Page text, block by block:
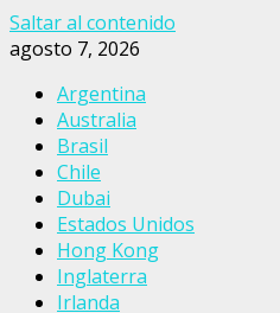
Saltar al contenido
agosto 7, 2026
Argentina
Australia
Brasil
Chile
Dubai
Estados Unidos
Hong Kong
Inglaterra
Irlanda